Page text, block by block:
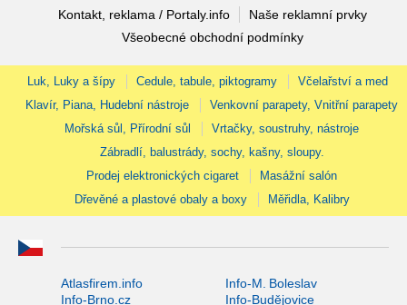
Kontakt, reklama / Portaly.info
Naše reklamní prvky
Všeobecné obchodní podmínky
Luk, Luky a šípy Cedule, tabule, piktogramy
Včelařství a med
Klavír, Piana, Hudební nástroje
Venkovní parapety, Vnitřní parapety
Mořská sůl, Přírodní sůl
Vrtačky, soustruhy, nástroje
Zábradlí, balustrády, sochy, kašny, sloupy.
Prodej elektronických cigaret
Masážní salón
Dřevěné a plastové obaly a boxy
Měřidla, Kalibry
Atlasfirem.info
Info-M. Boleslav
Info-Brno.cz
Info-Budějovice